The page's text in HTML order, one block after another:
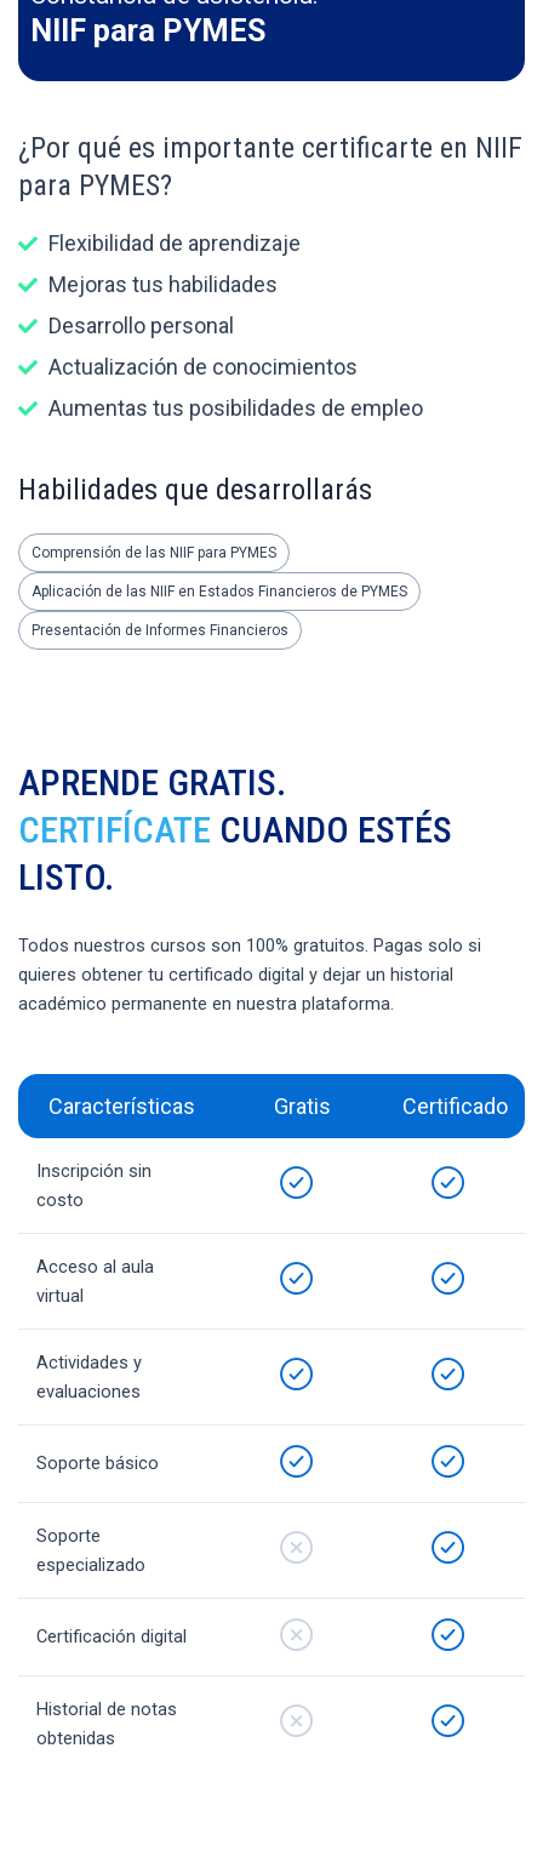
NIIF para PYMES
¿Por qué es importante certificarte en NIIF
para PYMES?
Flexibilidad de aprendizaje
Mejoras tus habilidades
Desarrollo personal
Actualización de conocimientos
Aumentas tus posibilidades de empleo
Habilidades que desarrollarás
Comprensión de las NIIF para PYMES
Aplicación de las NIIF en Estados Financieros de PYMES
Presentación de Informes Financieros
APRENDE GRATIS.
CERTIFÍCATE CUANDO ESTÉS
LISTO.
Todos nuestros cursos son 100% gratuitos. Pagas solo si
quieres obtener tu certificado digital y dejar un historial
académico permanente en nuestra plataforma.
Características Gratis Certificado
Inscripción sin
costo
Acceso al aula
virtual
Actividades y
evaluaciones
Soporte básico
Soporte
especializado
Certificación digital
Historial de notas
obtenidas